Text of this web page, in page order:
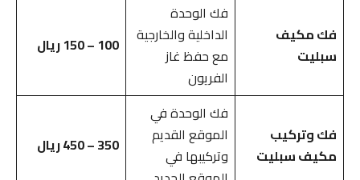
فك مكيف
سبليت
فك الوحدة
الداخلية والخارجية
مع حفظ غاز
الفريون
100 – 150 ريال
فك وتركيب
مكيف سبليت
فك الوحدة في
الموقع القديم
وتركيبها في
350 – 450 ريال